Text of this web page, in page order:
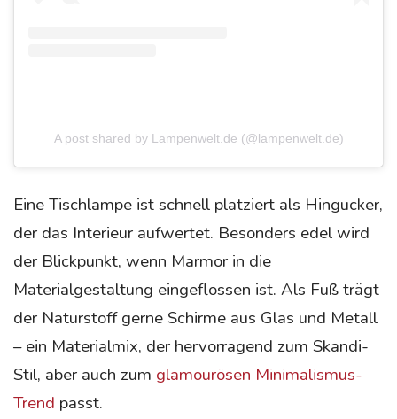
A post shared by Lampenwelt.de (@lampenwelt.de)
Eine Tischlampe ist schnell platziert als Hingucker,
der das Interieur aufwertet. Besonders edel wird
der Blickpunkt, wenn Marmor in die
Materialgestaltung eingeflossen ist. Als Fuß trägt
der Naturstoff gerne Schirme aus Glas und Metall
– ein Materialmix, der hervorragend zum Skandi-
Stil, aber auch zum glamourösen Minimalismus-
Trend passt.